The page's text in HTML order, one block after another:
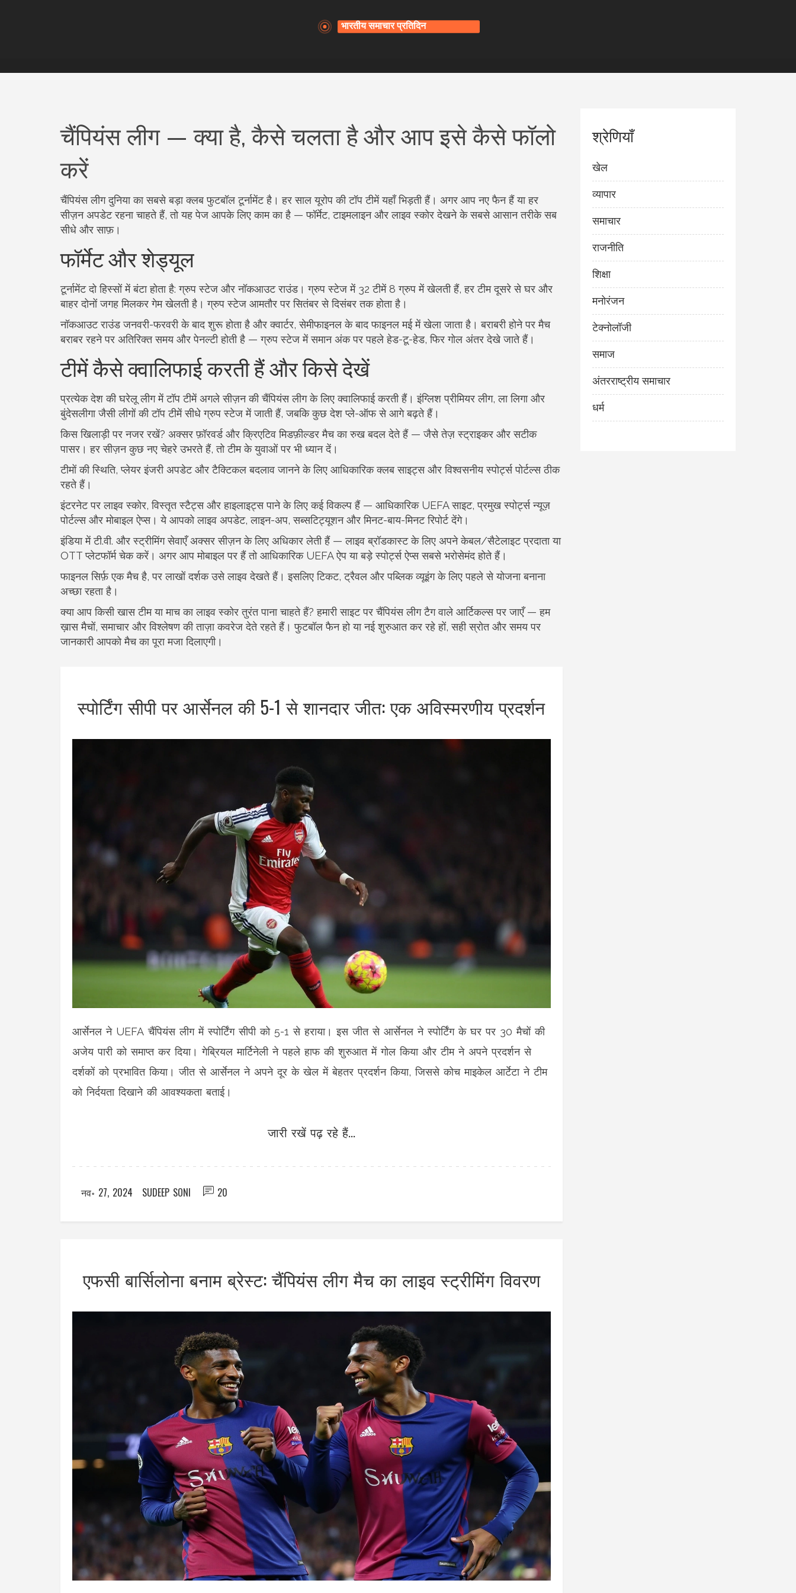
चैंपियंस लीग — क्या है, कैसे चलता है और आप इसे कैसे फॉलो
करें
चैंपियंस लीग दुनिया का सबसे बड़ा क्लब फुटबॉल टूर्नामेंट है। हर साल यूरोप की टॉप टीमें यहाँ भिड़ती हैं। अगर आप नए फैन हैं या हर
सीज़न अपडेट रहना चाहते हैं, तो यह पेज आपके लिए काम का है — फॉर्मेट, टाइमलाइन और लाइव स्कोर देखने के सबसे आसान तरीके सब
सीधे और साफ़।
फॉर्मेट और शेड्यूल
टूर्नामेंट दो हिस्सों में बंटा होता है: ग्रुप स्टेज और नॉकआउट राउंड। ग्रुप स्टेज में 32 टीमें 8 ग्रुप में खेलती हैं, हर टीम दूसरे से घर और
बाहर दोनों जगह मिलकर गेम खेलती है। ग्रुप स्टेज आमतौर पर सितंबर से दिसंबर तक होता है।
नॉकआउट राउंड जनवरी-फरवरी के बाद शुरू होता है और क्वार्टर, सेमीफाइनल के बाद फाइनल मई में खेला जाता है। बराबरी होने पर मैच
बराबर रहने पर अतिरिक्त समय और पेनल्टी होती है — ग्रुप स्टेज में समान अंक पर पहले हेड-टू-हेड, फिर गोल अंतर देखे जाते हैं।
टीमें कैसे क्वालिफाई करती हैं और किसे देखें
प्रत्येक देश की घरेलू लीग में टॉप टीमें अगले सीज़न की चैंपियंस लीग के लिए क्वालिफाई करती हैं। इंग्लिश प्रीमियर लीग, ला लिगा और
बुंदेसलीगा जैसी लीगों की टॉप टीमें सीधे ग्रुप स्टेज में जाती हैं, जबकि कुछ देश प्ले-ऑफ से आगे बढ़ते हैं।
किस खिलाड़ी पर नजर रखें? अक्सर फ़ॉरवर्ड और क्रिएटिव मिडफ़ील्डर मैच का रुख बदल देते हैं — जैसे तेज़ स्ट्राइकर और सटीक
पासर। हर सीज़न कुछ नए चेहरे उभरते हैं, तो टीम के युवाओं पर भी ध्यान दें।
टीमों की स्थिति, प्लेयर इंजरी अपडेट और टैक्टिकल बदलाव जानने के लिए आधिकारिक क्लब साइट्स और विश्वसनीय स्पोर्ट्स पोर्टल्स ठीक
रहते हैं।
इंटरनेट पर लाइव स्कोर, विस्तृत स्टैट्स और हाइलाइट्स पाने के लिए कई विकल्प हैं — आधिकारिक UEFA साइट, प्रमुख स्पोर्ट्स न्यूज़
पोर्टल्स और मोबाइल ऐप्स। ये आपको लाइव अपडेट, लाइन-अप, सब्सटिट्यूशन और मिनट-बाय-मिनट रिपोर्ट देंगे।
इंडिया में टी.वी. और स्ट्रीमिंग सेवाएँ अक्सर सीज़न के लिए अधिकार लेती हैं — लाइव ब्रॉडकास्ट के लिए अपने केबल/सैटेलाइट प्रदाता या
OTT प्लेटफॉर्म चेक करें। अगर आप मोबाइल पर हैं तो आधिकारिक UEFA ऐप या बड़े स्पोर्ट्स ऐप्स सबसे भरोसेमंद होते हैं।
फाइनल सिर्फ़ एक मैच है, पर लाखों दर्शक उसे लाइव देखते हैं। इसलिए टिकट, ट्रैवल और पब्लिक व्यूइंग के लिए पहले से योजना बनाना
अच्छा रहता है।
क्या आप किसी खास टीम या माच का लाइव स्कोर तुरंत पाना चाहते हैं? हमारी साइट पर चैंपियंस लीग टैग वाले आर्टिकल्स पर जाएँ — हम
ख़ास मैचों, समाचार और विश्लेषण की ताज़ा कवरेज देते रहते हैं। फुटबॉल फैन हो या नई शुरुआत कर रहे हों, सही स्रोत और समय पर
जानकारी आपको मैच का पूरा मजा दिलाएगी।
स्पोर्टिंग सीपी पर आर्सेनल की 5-1 से शानदार जीत: एक अविस्मरणीय प्रदर्शन
आर्सेनल ने UEFA चैंपियंस लीग में स्पोर्टिंग सीपी को 5-1 से हराया। इस जीत से आर्सेनल ने स्पोर्टिंग के घर पर 30 मैचों की
अजेय पारी को समाप्त कर दिया। गेब्रियल मार्टिनेली ने पहले हाफ की शुरुआत में गोल किया और टीम ने अपने प्रदर्शन से
दर्शकों को प्रभावित किया। जीत से आर्सेनल ने अपने दूर के खेल में बेहतर प्रदर्शन किया, जिससे कोच माइकेल आर्टेटा ने टीम
को निर्दयता दिखाने की आवश्यकता बताई।
जारी रखें पढ़ रहे हैं...
नव॰ 27, 2024 SUDEEP SONI 20
एफसी बार्सिलोना बनाम ब्रेस्ट: चैंपियंस लीग मैच का लाइव स्ट्रीमिंग विवरण
श्रेणियाँ
खेल
व्यापार
समाचार
राजनीति
शिक्षा
मनोरंजन
टेक्नोलॉजी
समाज
अंतरराष्ट्रीय समाचार
धर्म